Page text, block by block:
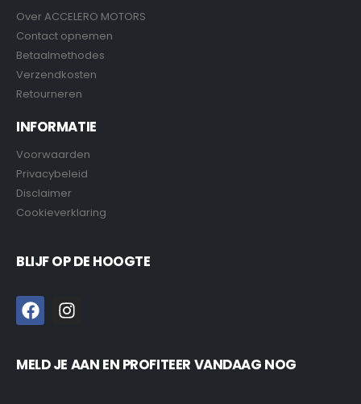
Over ACCELERO MOTORS
Contact opnemen
Betaalmethodes
Verzendkosten
Retourneren
INFORMATIE
Voorwaarden
Privacybeleid
Disclaimer
Cookieverklaring
BLIJF OP DE HOOGTE
MELD JE AAN EN PROFITEER VANDAAG NOG